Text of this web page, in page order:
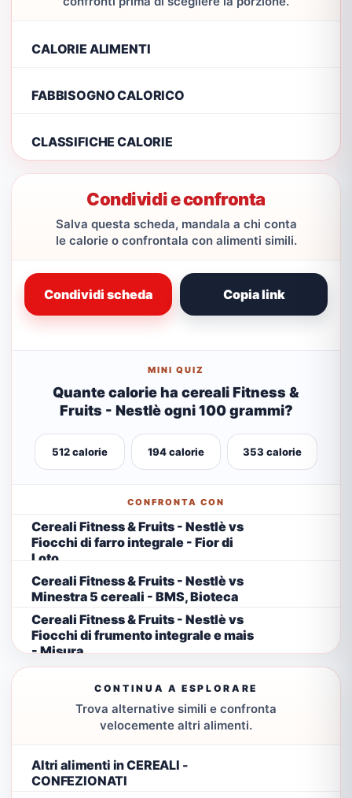
CALORIE ALIMENTI
FABBISOGNO CALORICO
CLASSIFICHE CALORIE
Condividi e confronta
Salva questa scheda, mandala a chi conta
le calorie o confrontala con alimenti simili.
Condividi scheda Copia link
MINI QUIZ
Quante calorie ha cereali Fitness &
Fruits - Nestlè ogni 100 grammi?
512 calorie 194 calorie 353 calorie
CONFRONTA CON
Cereali Fitness & Fruits - Nestlè vs
Fiocchi di farro integrale - Fior di
Loto
Cereali Fitness & Fruits - Nestlè vs
Minestra 5 cereali - BMS, Bioteca
Cereali Fitness & Fruits - Nestlè vs
Fiocchi di frumento integrale e mais
- Misura
CONTINUA A ESPLORARE
Trova alternative simili e confronta
velocemente altri alimenti.
Altri alimenti in CEREALI -
CONFEZIONATI